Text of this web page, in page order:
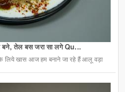
तेल बस जरा सा लगे Qu...
के लिये खास आज हम बनाने जा रहे हैं आलू वड़ा